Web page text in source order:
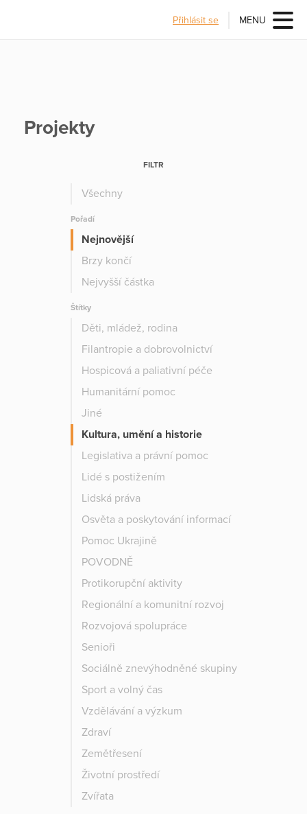
Přihlásit se MENU
Projekty
FILTR
Všechny
Pořadí
Nejnovější
Brzy končí
Nejvyšší částka
Štítky
Děti, mládež, rodina
Filantropie a dobrovolnictví
Hospicová a paliativní péče
Humanitární pomoc
Jiné
Kultura, umění a historie
Legislativa a právní pomoc
Lidé s postižením
Lidská práva
Osvěta a poskytování informací
Pomoc Ukrajině
POVODNĚ
Protikorupční aktivity
Regionální a komunitní rozvoj
Rozvojová spolupráce
Senioři
Sociálně znevýhodněné skupiny
Sport a volný čas
Vzdělávání a výzkum
Zdraví
Zemětřesení
Životní prostředí
Zvířata